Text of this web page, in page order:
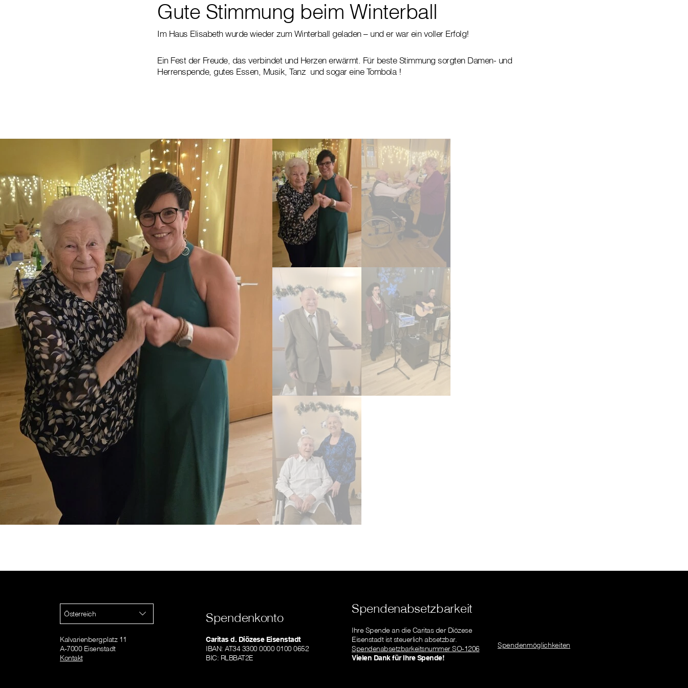
Gute Stimmung beim Winterball
Im Haus Elisabeth wurde wieder zum Winterball geladen – und er war ein voller Erfolg!
Ein Fest der Freude, das verbindet und Herzen erwärmt. Für beste Stimmung sorgten Damen- und
Herrenspende, gutes Essen, Musik, Tanz und sogar eine Tombola !
Österreich
Kalvarienbergplatz 11
A-7000 Eisenstadt
Kontakt
Spendenkonto
Caritas d. Diözese Eisenstadt
IBAN: AT34 3300 0000 0100 0652
BIC: RLBBAT2E
Spendenabsetzbarkeit
Ihre Spende an die Caritas der Diözese
Eisenstadt ist steuerlich absetzbar.
Spendenabsetzbarkeitsnummer SO-1206
Vielen Dank für Ihre Spende!
Spendenmöglichkeiten